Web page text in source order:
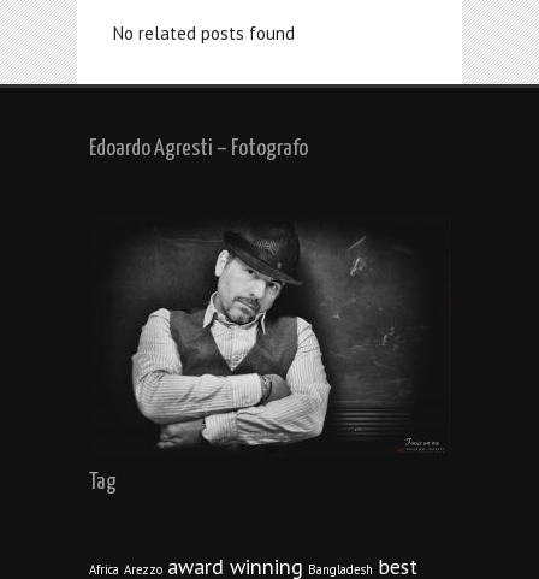
No related posts found
Edoardo Agresti – Fotografo
Tag
Africa Arezzo award winning Bangladesh best